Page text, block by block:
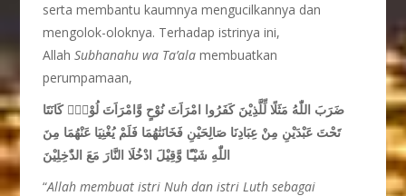
serta membantu kaumnya mengucilkannya dan
mengolok-oloknya. Terhadap istrinya ini,
AllahSubhanahu wa Ta’ala membuatkan
perumpamaan,
ضَرَبَ اللّٰهُ مَثَلًا لِّلَّذِيْنَ كَفَرُوا امْرَاَتَ نُوْحٍ وَّامْرَاَتَ لُوْطٍۗ كَانَتَا
تَحْتَ عَبْدَيْنِ مِنْ عِبَادِنَا صَالِحَيْنِ فَخَانَتٰهُمَا فَلَمْ يُغْنِيَا عَنْهُمَا مِنَ
اللّٰهِ شَيْـًٔا وَّقِيْلَ ادْخُلَا النَّارَ مَعَ الدّٰخِلِيْنَ
“Allah membuat istri Nuh dan istri Luth sebagai